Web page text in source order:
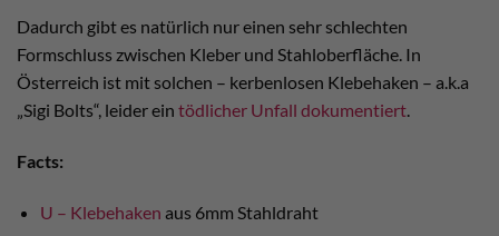
Dadurch gibt es natürlich nur einen sehr schlechten
Formschluss zwischen Kleber und Stahloberfläche. In
Österreich ist mit solchen – kerbenlosen Klebehaken – a.k.a
„Sigi Bolts“, leider ein tödlicher Unfall dokumentiert.
Facts:
U – Klebehaken aus 6mm Stahldraht